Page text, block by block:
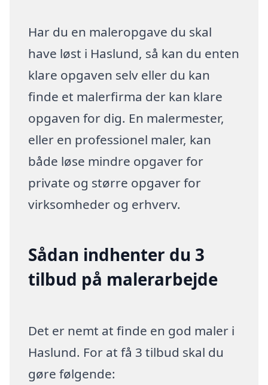
Har du en maleropgave du skal
have løst i Haslund, så kan du enten
klare opgaven selv eller du kan
finde et malerfirma der kan klare
opgaven for dig. En malermester,
eller en professionel maler, kan
både løse mindre opgaver for
private og større opgaver for
virksomheder og erhverv.
Sådan indhenter du 3
tilbud på malerarbejde
Det er nemt at finde en god maler i
Haslund. For at få 3 tilbud skal du
gøre følgende: